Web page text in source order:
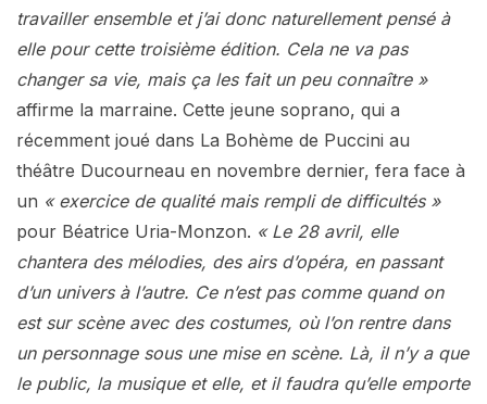
travailler ensemble et j’ai donc naturellement pensé à
elle pour cette troisième édition. Cela ne va pas
changer sa vie, mais ça les fait un peu connaître »
affirme la marraine. Cette jeune soprano, qui a
récemment joué dans La Bohème de Puccini au
théâtre Ducourneau en novembre dernier, fera face à
un « exercice de qualité mais rempli de difficultés »
pour Béatrice Uria-Monzon. « Le 28 avril, elle
chantera des mélodies, des airs d’opéra, en passant
d’un univers à l’autre. Ce n’est pas comme quand on
est sur scène avec des costumes, où l’on rentre dans
un personnage sous une mise en scène. Là, il n’y a que
le public, la musique et elle, et il faudra qu’elle emporte